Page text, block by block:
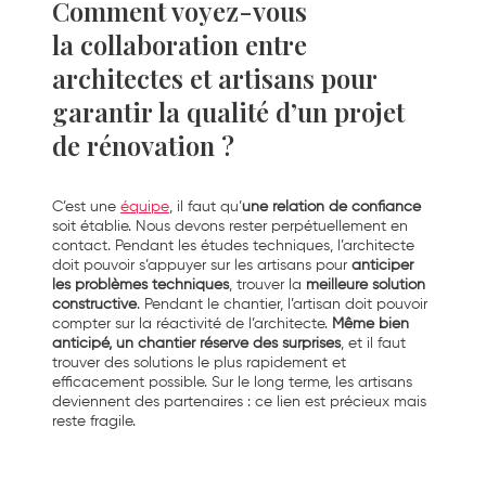
Comment voyez-vous
la collaboration entre
architectes et artisans pour
garantir la qualité d’un projet
de rénovation ?
C’est une équipe , il faut qu’une relation de confiance
soit établie. Nous devons rester perpétuellement en
contact. Pendant les études techniques, l’architecte
doit pouvoir s’appuyer sur les artisans pour anticiper
les problèmes techniques, trouver la meilleure solution
constructive. Pendant le chantier, l’artisan doit pouvoir
compter sur la réactivité de l’architecte. Même bien
anticipé, un chantier réserve des surprises, et il faut
trouver des solutions le plus rapidement et
efficacement possible. Sur le long terme, les artisans
deviennent des partenaires : ce lien est précieux mais
reste fragile.